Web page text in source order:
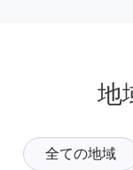
地
全ての地域